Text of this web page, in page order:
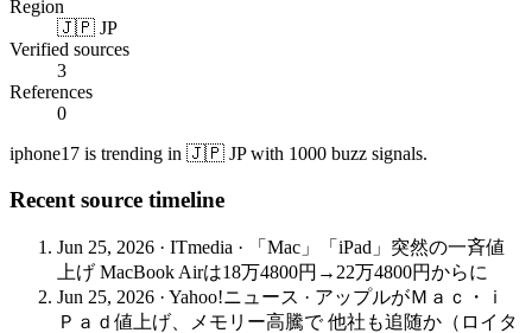
Region
🇯🇵 JP
Verified sources
3
References
0
iphone17 is trending in 🇯🇵 JP with 1000 buzz signals.
Recent source timeline
Jun 25, 2026 · ITmedia ·
「Mac」「iPad」突然の一斉値
上げ MacBook Airは18万4800円→22万4800円からに
Jun 25, 2026 · Yahoo!ニュース · アップルがＭａｃ・ｉ
Ｐａｄ値上げ、メモリー高騰で 他社も追随か（ロイタ